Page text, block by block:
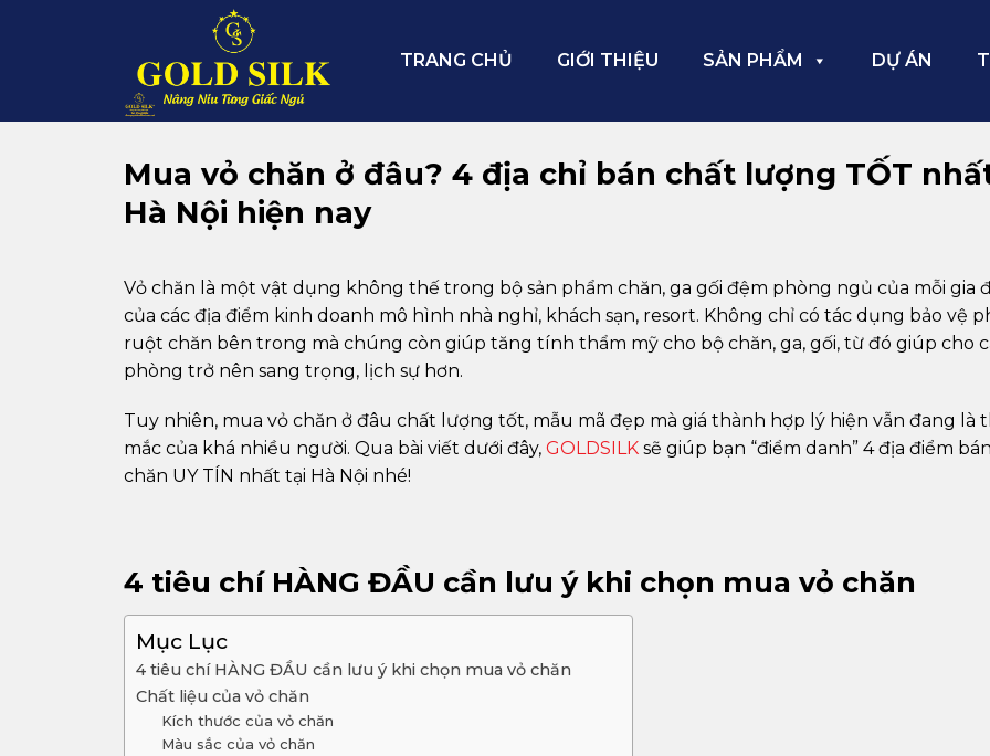
TRANG CHỦ GIỚI THIỆU SẢN PHẨM DỰ ÁN
Mua vỏ chăn ở đâu? 4 địa chỉ bán chất lượng TỐT
Hà Nội hiện nay
Vỏ chăn là một vật dụng không thế trong bộ sản phẩm chăn, ga gối đệm phòng ngủ của mỗi gia
của các địa điểm kinh doanh mô hình nhà nghỉ, khách sạn, resort. Không chỉ có tác dụng bảo vệ
ruột chăn bên trong mà chúng còn giúp tăng tính thẩm mỹ cho bộ chăn, ga, gối, từ đó giúp cho
phòng trở nên sang trọng, lịch sự hơn.
Tuy nhiên, mua vỏ chăn ở đâu chất lượng tốt, mẫu mã đẹp mà giá thành hợp lý hiện vẫn đang là
mắc của khá nhiều người. Qua bài viết dưới đây, GOLDSILK sẽ giúp bạn “điểm danh” 4 địa điểm
chăn UY TÍN nhất tại Hà Nội nhé!
4 tiêu chí HÀNG ĐẦU cần lưu ý khi chọn mua vỏ chăn
Mục Lục
4 tiêu chí HÀNG ĐẦU cần lưu ý khi chọn mua vỏ chăn
Chất liệu của vỏ chăn
Kích thước của vỏ chăn
Màu sắc của vỏ chăn